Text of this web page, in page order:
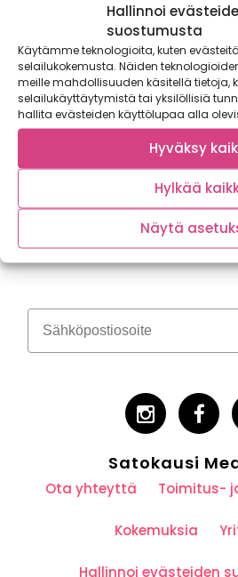
Hallinnoi
suostumusta
Käytämme teknologioita, kuten
selailukokemusta. Näiden
meille mahdollisuuden käsitellä tietoja,
selailukäyttäytymistä tai yksilöllisiä
hallita evästeiden käyttölupaa alla
Hyväksy
Hylkää
Näytä
inspiraationsa Iranissa perinteisesti
nautittavasta ash...
Tilaa
Satokausi
Ota yhteyttä Toimitus-
Kokemuksia
Hallinnoi evästeiden